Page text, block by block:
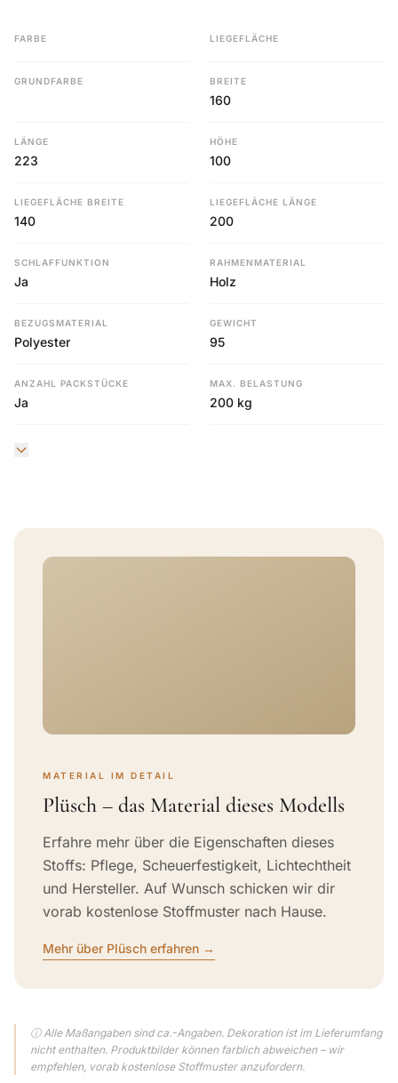
FARBE LIEGEFLÄCHE
GRUNDFARBE BREITE
160
LÄNGE
223
HÖHE
100
LIEGEFLÄCHE BREITE
140
LIEGEFLÄCHE LÄNGE
200
SCHLAFFUNKTION
Ja
RAHMENMATERIAL
Holz
BEZUGSMATERIAL
Polyester
GEWICHT
95
ANZAHL PACKSTÜCKE
Ja
MAX. BELASTUNG
200 kg
MATERIAL IM DETAIL
Plüsch – das Material dieses Modells
Erfahre mehr über die Eigenschaften dieses
Stoffs: Pflege, Scheuerfestigkeit, Lichtechtheit
und Hersteller. Auf Wunsch schicken wir dir
vorab kostenlose Stoffmuster nach Hause.
Mehr über Plüsch erfahren →
ⓘ Alle Maßangaben sind ca.-Angaben. Dekoration ist im Lieferumfang
nicht enthalten. Produktbilder können farblich abweichen – wir
empfehlen, vorab kostenlose Stoffmuster anzufordern.